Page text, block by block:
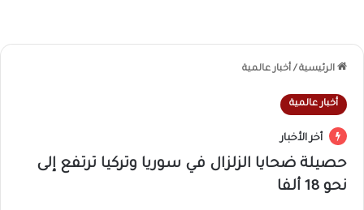
الرئيسية / أخبار عالمية
أخبار عالمية
أخر الأخبار
حصيلة ضحايا الزلزال في سوريا وتركيا ترتفع إلى
نحو 18 ألفا